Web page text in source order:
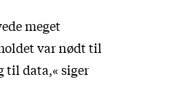
meget
var nødt til
til data,« siger